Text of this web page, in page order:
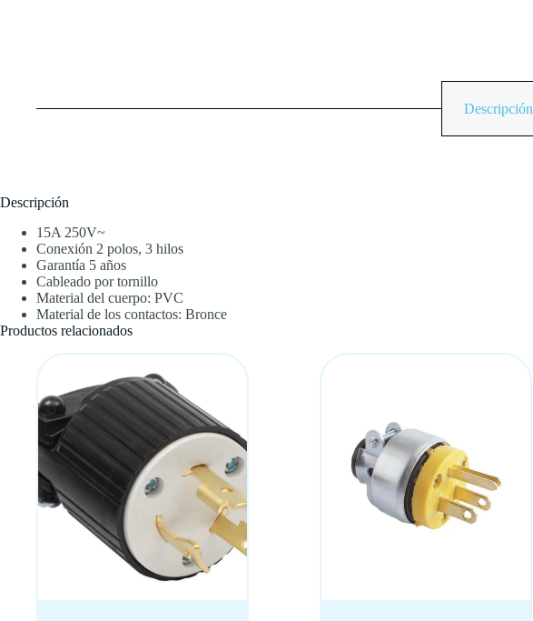
Descripción
Descripción
15A 250V~
Conexión 2 polos, 3 hilos
Garantía 5 años
Cableado por tornillo
Material del cuerpo: PVC
Material de los contactos: Bronce
Productos relacionados